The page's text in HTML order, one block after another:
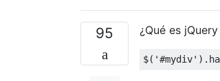
95 ¿Qué es
$( '#mydiv' ).